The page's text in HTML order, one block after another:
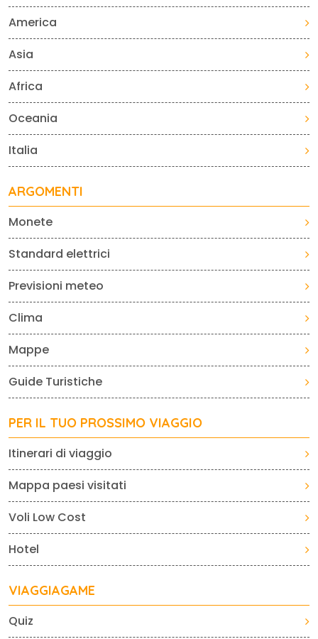
America
Asia
Africa
Oceania
Italia
ARGOMENTI
Monete
Standard elettrici
Previsioni meteo
Clima
Mappe
Guide Turistiche
PER IL TUO PROSSIMO VIAGGIO
Itinerari di viaggio
Mappa paesi visitati
Voli Low Cost
Hotel
VIAGGIAGAME
Quiz